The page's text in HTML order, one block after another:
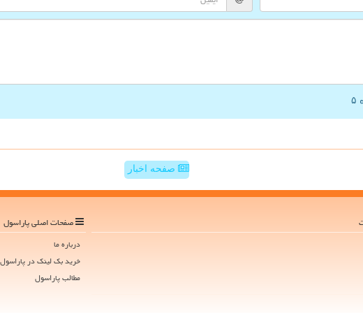
صفحه اخبار
صفحات اصلی پاراسول
درباره ما
خرید بک لینک در پاراسول
مطالب پاراسول